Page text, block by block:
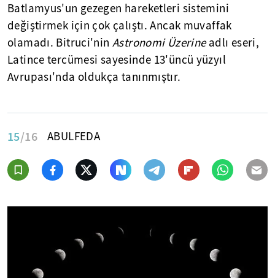
Batlamyus'un gezegen hareketleri sistemini
değiştirmek için çok çalıştı. Ancak muvaffak
olamadı. Bitruci'nin Astronomi Üzerineadlı eseri,
Latince tercümesi sayesinde 13'üncü yüzyıl
Avrupası'nda oldukça tanınmıştır.
15/16 ABULFEDA